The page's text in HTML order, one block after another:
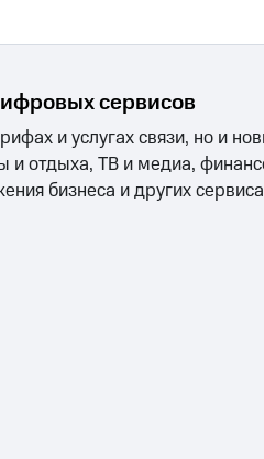
сервисов
и услугах связи, но и
отдыха, ТВ и медиа,
бизнеса и других